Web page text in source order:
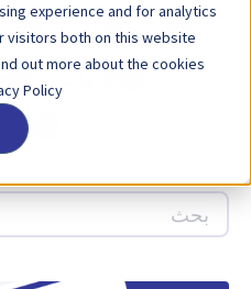
experience and for analytics
visitors both on this website
out more about the cookies
Policy.
جميع الأنواع